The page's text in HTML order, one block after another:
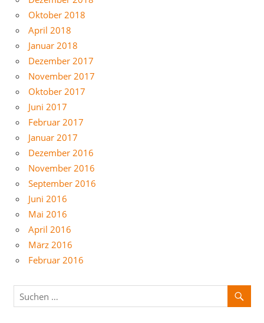
Oktober 2018
April 2018
Januar 2018
Dezember 2017
November 2017
Oktober 2017
Juni 2017
Februar 2017
Januar 2017
Dezember 2016
November 2016
September 2016
Juni 2016
Mai 2016
April 2016
März 2016
Februar 2016